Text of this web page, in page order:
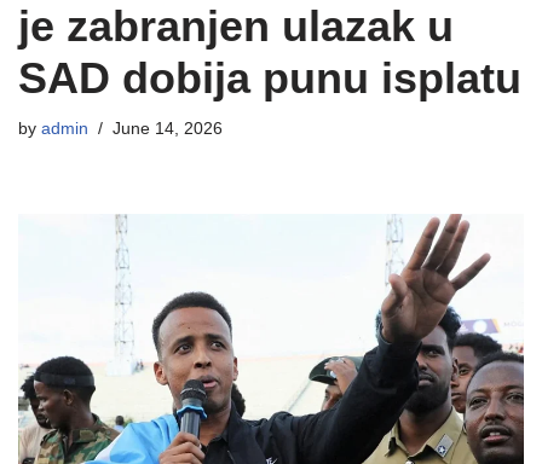
je zabranjen ulazak u
SAD dobija punu isplatu
by admin June 14, 2026